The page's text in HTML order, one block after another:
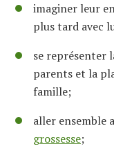
imaginer leur
plus tard avec
se représenter
parents et la
famille;
aller ensemble
grossesse;